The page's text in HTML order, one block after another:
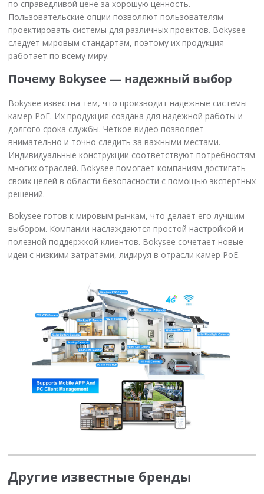
по справедливой цене за хорошую ценность.
Пользовательские опции позволяют пользователям
проектировать системы для различных проектов. Bokysee
следует мировым стандартам, поэтому их продукция
работает по всему миру.
Почему Bokysee — надежный выбор
Bokysee известна тем, что производит надежные системы
камер PoE. Их продукция создана для надежной работы и
долгого срока службы. Четкое видео позволяет
внимательно и точно следить за важными местами.
Индивидуальные конструкции соответствуют потребностям
многих отраслей. Bokysee помогает компаниям достигать
своих целей в области безопасности с помощью экспертных
решений.
Bokysee готов к мировым рынкам, что делает его лучшим
выбором. Компании наслаждаются простой настройкой и
полезной поддержкой клиентов. Bokysee сочетает новые
идеи с низкими затратами, лидируя в отрасли камер PoE.
Другие известные бренды